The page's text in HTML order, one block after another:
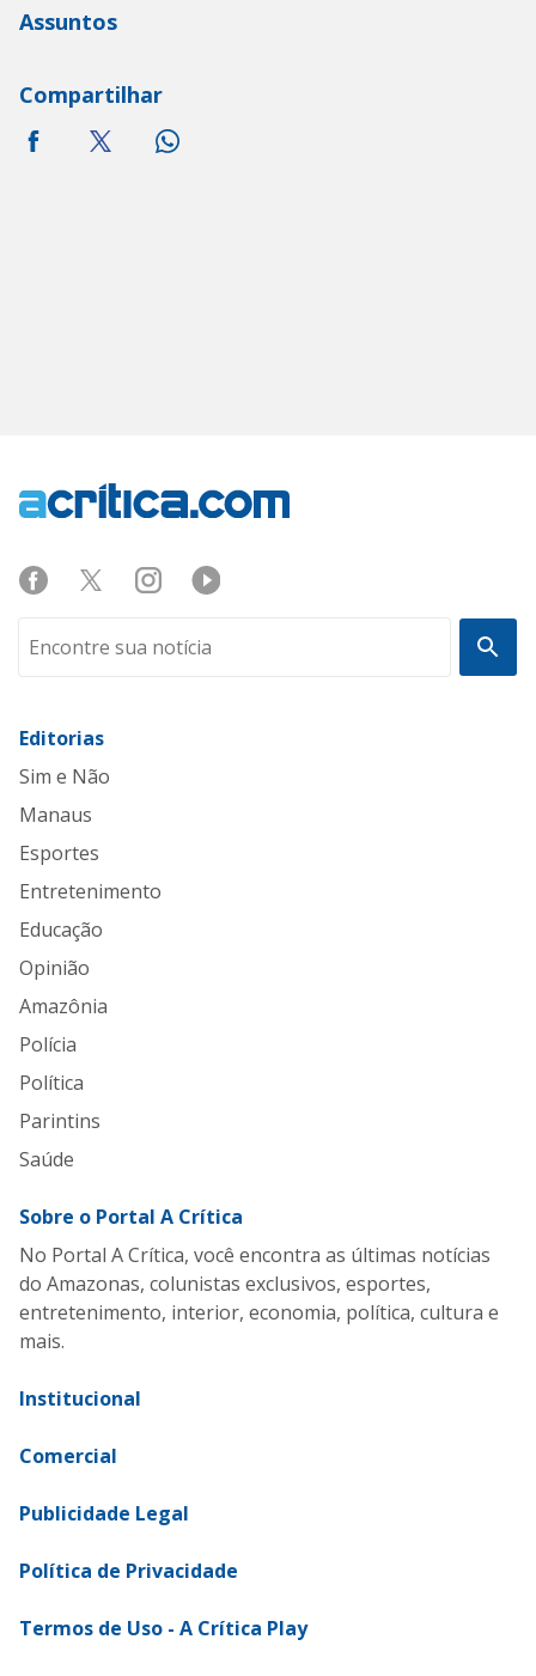
Assuntos
Compartilhar
Editorias
Sim e Não
Manaus
Esportes
Entretenimento
Educação
Opinião
Amazônia
Polícia
Política
Parintins
Saúde
Sobre o Portal A Crítica
No Portal A Crítica, você encontra as últimas notícias
do Amazonas, colunistas exclusivos, esportes,
entretenimento, interior, economia, política, cultura e
mais.
Institucional
Comercial
Publicidade Legal
Política de Privacidade
Termos de Uso - A Crítica Play